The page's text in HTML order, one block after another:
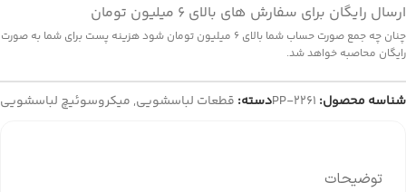
ارسال رایگان برای سفارش های بالای 6 میلیون تومان
چنان چه جمع صورت حساب شما بالای 6 میلیون تومان شود هزینه پست برای شما به صورت
رایگان محاصبه خواهد شد.
شناسه محصول: PP-2261دسته: قطعات لباسشویی, میکروسوئیچ لباسشویی
توضیحات